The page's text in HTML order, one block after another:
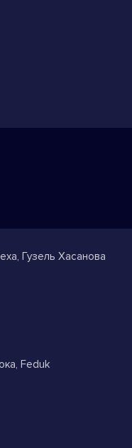
Гузель Хасанова
Feduk